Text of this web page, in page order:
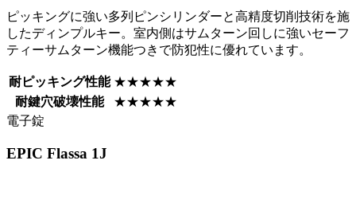
ピッキングに強い多列ピンシリンダーと高精度切削技術を施
したディンプルキー。室内側はサムターン回しに強いセーフ
ティーサムターン機能つきで防犯性に優れています。
耐ピッキング性能 ★★★★★
耐鍵穴破壊性能
★★★★★
電子錠
EPIC Flassa 1J